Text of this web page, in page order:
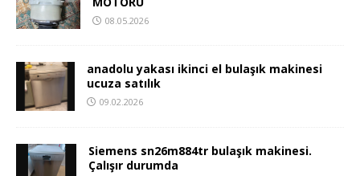
08.05.2026
anadolu yakası ikinci el bulaşık makinesi
ucuza satılık
09.02.2026
Siemens sn26m884tr bulaşık makinesi.
Çalışır durumda